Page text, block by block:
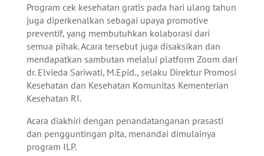
Program cek kesehatan gratis pada hari ulang tahun
juga diperkenalkan sebagai upaya promotive
preventif, yang membutuhkan kolaborasi dari
semua pihak. Acara tersebut juga disaksikan dan
mendapatkan sambutan melalui platform Zoom dari
dr. Elvieda Sariwati, M.Epid., selaku Direktur Promosi
Kesehatan dan Kesehatan Komunitas Kementerian
Kesehatan RI.
Acara diakhiri dengan penandatanganan prasasti
dan pengguntingan pita, menandai dimulainya
program ILP.